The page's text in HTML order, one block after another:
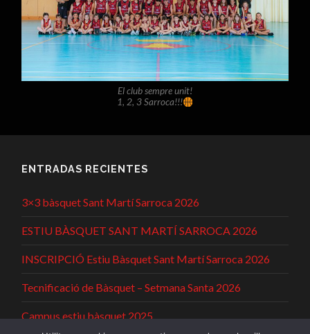
El club sempre unit!
1, 2, 3 Sarroca!!!
ENTRADAS RECIENTES
3×3 bàsquet Sant Martí Sarroca 2026
ESTIU BÀSQUET SANT MARTÍ SARROCA 2026
INSCRIPCIÓ Estiu Bàsquet Sant Martí Sarroca 2026
Tecnificació de Bàsquet – Setmana Santa 2026
Campus estiu bàsquet 2025